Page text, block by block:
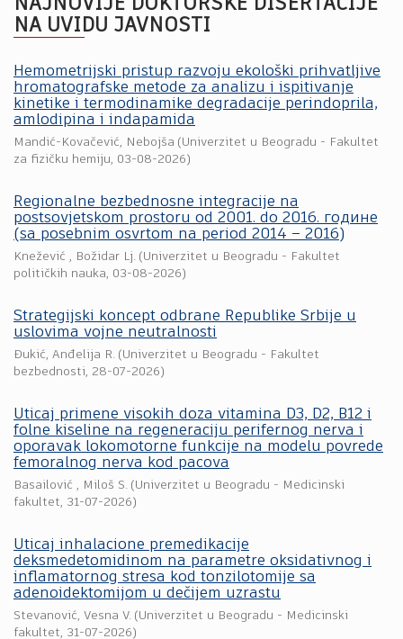
NAJNOVIJE DOKTORSKE DISERTACIJE
NA UVIDU JAVNOSTI
Hemometrijski pristup razvoju ekološki prihvatljive
hromatografske metode za analizu i ispitivanje
kinetike i termodinamike degradacije perindoprila,
amlodipina i indapamida
Mandić-Kovačević, Nebojša (Univerzitet u Beogradu - Fakultet
za fizičku hemiju, 03-08-2026)
Regionalne bezbednosne integracije na
postsovjetskom prostoru od 2001. do 2016. године
(sa posebnim osvrtom na period 2014 – 2016)
Knežević , Božidar Lj. (Univerzitet u Beogradu - Fakultet
političkih nauka, 03-08-2026)
Strategijski koncept odbrane Republike Srbije u
uslovima vojne neutralnosti
Đukić, Anđelija R. (Univerzitet u Beogradu - Fakultet
bezbednosti, 28-07-2026)
Uticaj primene visokih doza vitamina D3, D2, B12 i
folne kiseline na regeneraciju perifernog nerva i
oporavak lokomotorne funkcije na modelu povrede
femoralnog nerva kod pacova
Basailović , Miloš S. (Univerzitet u Beogradu - Medicinski
fakultet, 31-07-2026)
Uticaj inhalacione premedikacije
deksmedetomidinom na parametre oksidativnog i
inflamatornog stresa kod tonzilotomije sa
adenoidektomijom u dečijem uzrastu
Stevanović, Vesna V. (Univerzitet u Beogradu - Medicinski
fakultet, 31-07-2026)